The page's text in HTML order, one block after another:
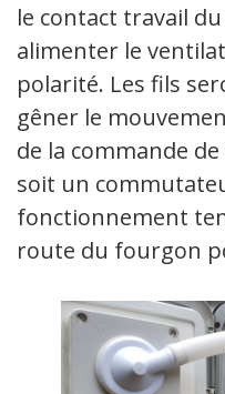
le contact travail
alimenter le
polarité. Les fils
gêner le
de la commande
soit un
fonctionnement
route du fourgon